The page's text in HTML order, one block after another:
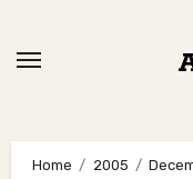
Home 2005